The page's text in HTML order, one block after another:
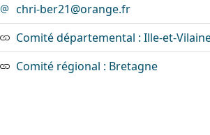
chri-ber21@orange.fr
Comité départemental : Ille-et-
Comité régional : Bretagne